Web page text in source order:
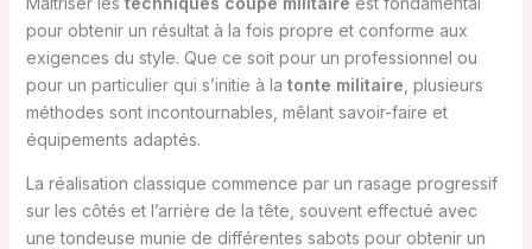
pour obtenir un résultat à la fois propre et conforme aux
exigences du style. Que ce soit pour un professionnel ou
pour un particulier qui s’initie à la tonte militaire , plusieurs
méthodes sont incontournables, mêlant savoir-faire et
équipements adaptés.
La réalisation classique commence par un rasage progressif
sur les côtés et l’arrière de la tête, souvent effectué avec
une tondeuse munie de différentes sabots pour obtenir un